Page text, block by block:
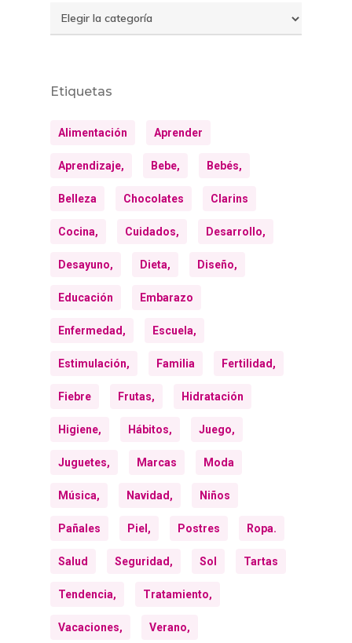
Temas
Etiquetas
Alimentación Aprender
Aprendizaje, Bebe, Bebés,
Belleza Chocolates Clarins
Cocina, Cuidados, Desarrollo,
Desayuno, Dieta, Diseño,
Educación Embarazo
Enfermedad, Escuela,
Estimulación, Familia Fertilidad,
Fiebre Frutas, Hidratación
Higiene, Hábitos, Juego,
Juguetes, Marcas Moda
Música, Navidad, Niños
Pañales Piel, Postres Ropa.
Salud Seguridad, Sol Tartas
Tendencia, Tratamiento,
Vacaciones, Verano,